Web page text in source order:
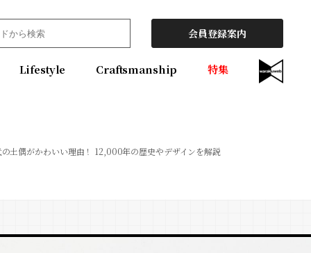
会員登録案内
Lifestyle Craftsmanship 特集
土偶がかわいい理由！ 12,000年の歴史やデザインを解説